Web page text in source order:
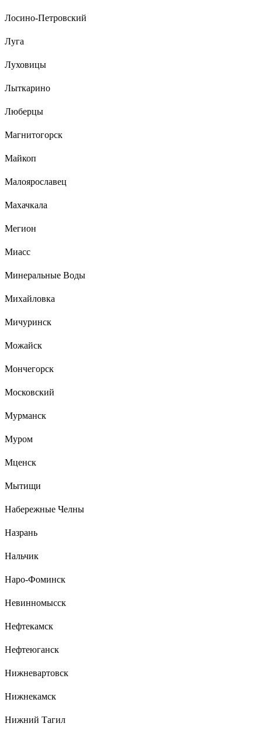
Лосино-Петровский
Луга
Луховицы
Лыткарино
Люберцы
Магнитогорск
Майкоп
Малоярославец
Махачкала
Мегион
Миасс
Минеральные Воды
Михайловка
Мичуринск
Можайск
Мончегорск
Московский
Мурманск
Муром
Мценск
Мытищи
Набережные Челны
Назрань
Нальчик
Наро-Фоминск
Невинномысск
Нефтекамск
Нефтеюганск
Нижневартовск
Нижнекамск
Нижний Тагил